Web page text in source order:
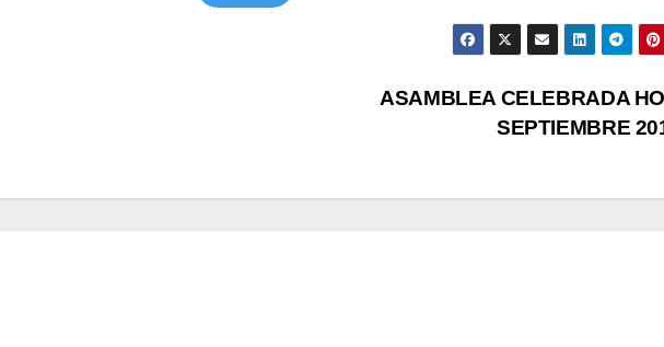
ASAMBLEA CELEBRADA
SEPTIEMBRE